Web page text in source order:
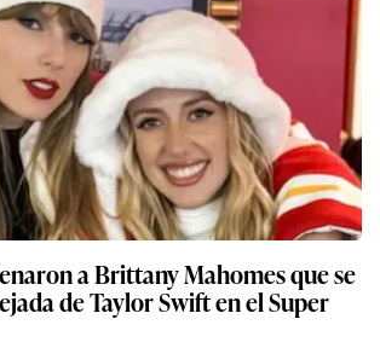
a Brittany Mahomes que se
de Taylor Swift en el Super